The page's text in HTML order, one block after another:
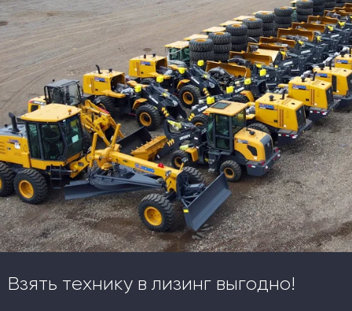
Взять технику в лизинг выгодно!